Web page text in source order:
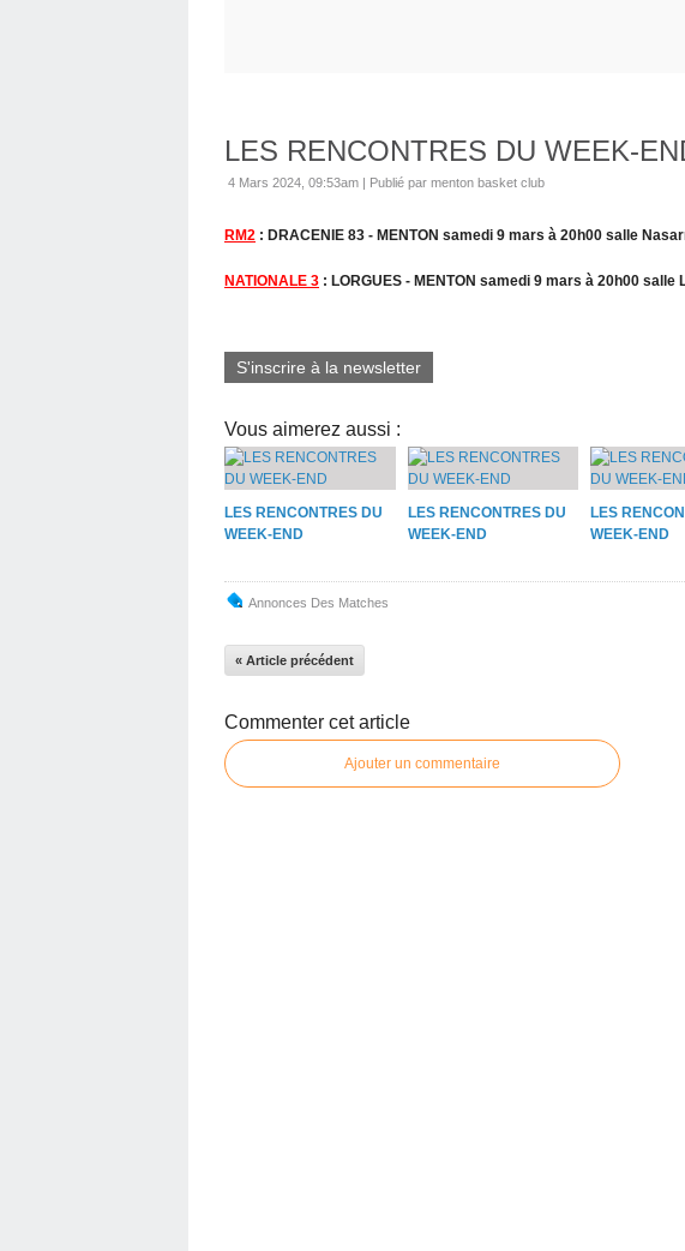
LES RENCONTRES DU WEEK-
4 Mars 2024, 09:53am | Publié par menton basket club
RM2 : DRACENIE 83 - MENTON samedi 9 mars à 20h00 salle
NATIONALE 3 : LORGUES - MENTON samedi 9 mars à 20h00 salle
S'inscrire à la newsletter
Vous aimerez aussi :
LES RENCONTRES DU
WEEK-END
LES RENCONTRES DU
WEEK-END
LES
WEEK-END
Annonces Des Matches
« Article précédent
Commenter cet article
Ajouter un commentaire